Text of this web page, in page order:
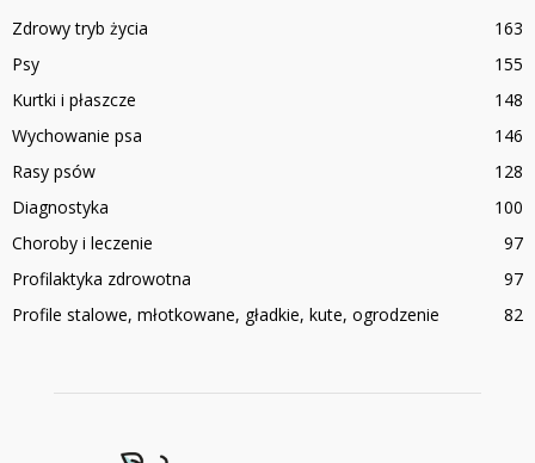
Zdrowy tryb życia
163
Psy
155
Kurtki i płaszcze
148
Wychowanie psa
146
Rasy psów
128
Diagnostyka
100
Choroby i leczenie
97
Profilaktyka zdrowotna
97
Profile stalowe, młotkowane, gładkie, kute, ogrodzenie
82